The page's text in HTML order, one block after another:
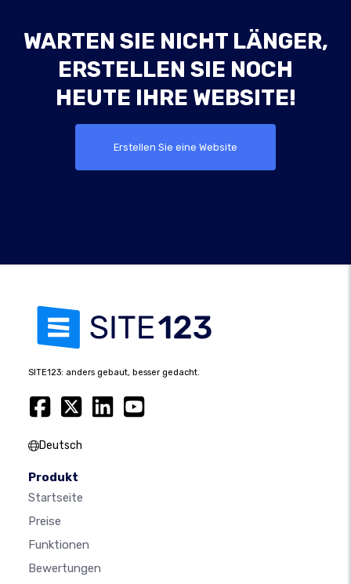
WARTEN SIE NICHT LÄNGER,
ERSTELLEN SIE NOCH
HEUTE IHRE WEBSITE!
Erstellen Sie eine Website
SITE123: anders gebaut, besser gedacht.
Deutsch
Produkt
Startseite
Preise
Funktionen
Bewertungen